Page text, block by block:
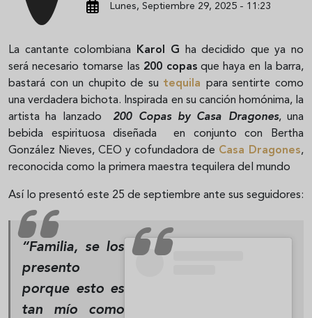
Lunes, Septiembre 29, 2025 - 11:23
La cantante colombiana Karol G ha decidido que ya no
será necesario tomarse las 200 copas que haya en la barra,
bastará con un chupito de su tequila para sentirte como
una verdadera bichota. Inspirada en su canción homónima, la
artista ha lanzado 200 Copas by Casa Dragones, una
bebida espirituosa diseñada en conjunto con Bertha
González Nieves, CEO y cofundadora de Casa Dragones,
reconocida como la primera maestra tequilera del mundo
Así lo presentó este 25 de septiembre ante sus seguidores:
“Familia, se los
presento
porque esto es
tan mío como